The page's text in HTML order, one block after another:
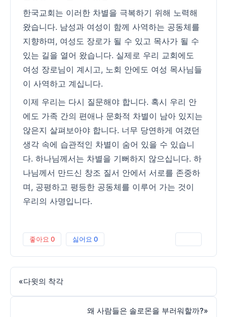
한국교회는 이러한 차별을 극복하기 위해 노력해
왔습니다. 남성과 여성이 함께 사역하는 공동체를
지향하며, 여성도 장로가 될 수 있고 목사가 될 수
있는 길을 열어 왔습니다. 실제로 우리 교회에도
여성 장로님이 계시고, 노회 안에도 여성 목사님들
이 사역하고 계십니다.
이제 우리는 다시 질문해야 합니다. 혹시 우리 안
에도 가족 간의 편애나 문화적 차별이 남아 있지는
않은지 살펴보아야 합니다. 너무 당연하게 여겼던
생각 속에 습관적인 차별이 숨어 있을 수 있습니
다. 하나님께서는 차별을 기뻐하지 않으십니다. 하
나님께서 만드신 창조 질서 안에서 서로를 존중하
며, 공평하고 평등한 공동체를 이루어 가는 것이
우리의 사명입니다.
좋아요 0 싫어요 0
«다윗의 착각
왜 사람들은 솔로몬을 부러워할까?»